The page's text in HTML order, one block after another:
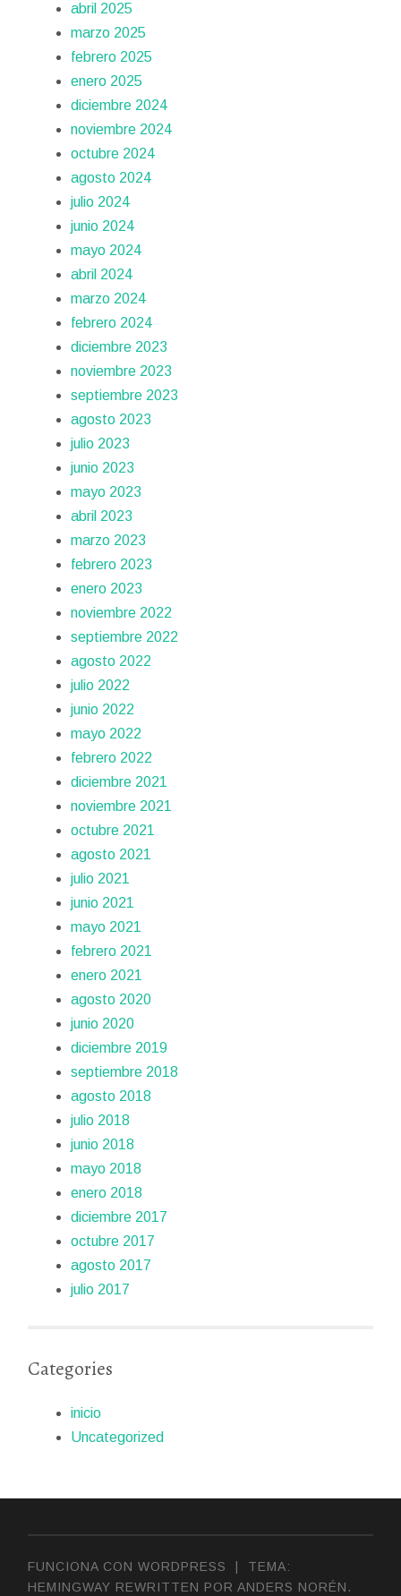
abril 2025
marzo 2025
febrero 2025
enero 2025
diciembre 2024
noviembre 2024
octubre 2024
agosto 2024
julio 2024
junio 2024
mayo 2024
abril 2024
marzo 2024
febrero 2024
diciembre 2023
noviembre 2023
septiembre 2023
agosto 2023
julio 2023
junio 2023
mayo 2023
abril 2023
marzo 2023
febrero 2023
enero 2023
noviembre 2022
septiembre 2022
agosto 2022
julio 2022
junio 2022
mayo 2022
febrero 2022
diciembre 2021
noviembre 2021
octubre 2021
agosto 2021
julio 2021
junio 2021
mayo 2021
febrero 2021
enero 2021
agosto 2020
junio 2020
diciembre 2019
septiembre 2018
agosto 2018
julio 2018
junio 2018
mayo 2018
enero 2018
diciembre 2017
octubre 2017
agosto 2017
julio 2017
Categories
inicio
Uncategorized
FUNCIONA CON WORDPRESS
TEMA:
HEMINGWAY REWRITTEN PORANDERS NORÉN .